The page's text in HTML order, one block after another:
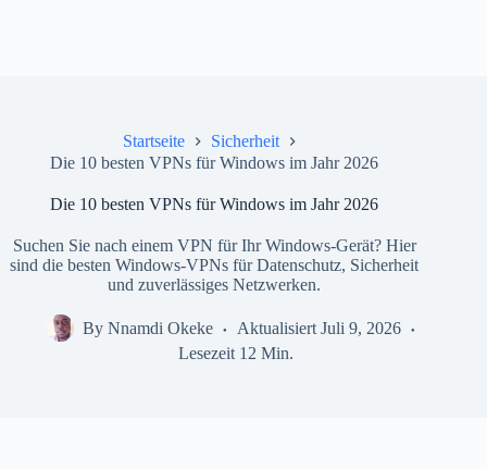
Startseite
Sicherheit
Die 10 besten VPNs für Windows im Jahr 2026
Die 10 besten VPNs für Windows im Jahr 2026
Suchen Sie nach einem VPN für Ihr Windows-Gerät? Hier
sind die besten Windows-VPNs für Datenschutz, Sicherheit
und zuverlässiges Netzwerken.
By Nnamdi Okeke Aktualisiert Juli 9, 2026
Lesezeit 12 Min.